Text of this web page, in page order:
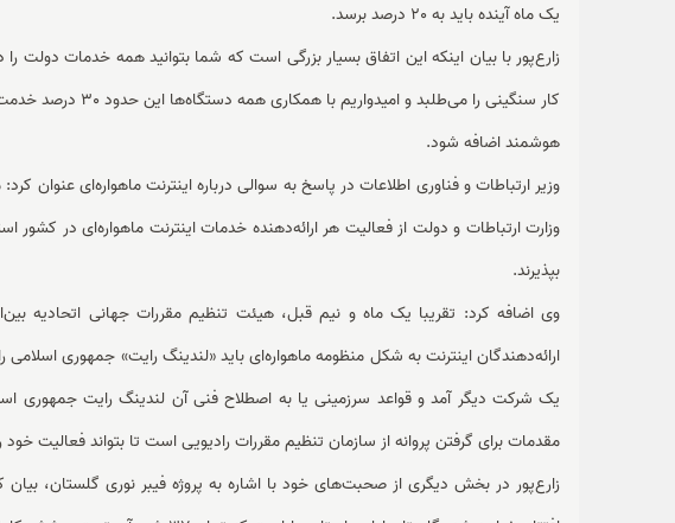
یک ماه آینده باید به 20 درصد برسد.
زارع‌پور با بیان اینکه این اتفاق بسیار بزرگی است که شما بتوانید همه خدمات دولت
کار سنگینی را می‌طلبد
هوشمند اضافه شود.
وزیر ارتباطات و فناوری اطلاعات در پاسخ به سوالی درباره اینترنت ماهواره‌ای عنوان
وزارت ارتباطات و دولت از فعالیت هر ارائه‌دهنده خدمات اینترنت ماهواره‌ای در کشور
بپذیرند.
وی اضافه کرد: تقریبا یک ماه و نیم قبل، هیئت تنظیم مقررات جهانی اتحادیه
ارائه‌دهندگان اینترنت به شکل منظومه ماهواره‌ای باید «لندینگ رایت» جمهوری اسلامی
یک شرکت دیگر آمد و قواعد سرزمینی یا به اصطلاح فنی آن لندینگ رایت جمهوری
مقدمات برای گرفتن پروانه از سازمان تنظیم مقررات رادیویی است تا بتواند فعالیت
زارع‌پور در بخش دیگری از صحبت‌های خود با اشاره به پروژه فیبر نوری گلستان،